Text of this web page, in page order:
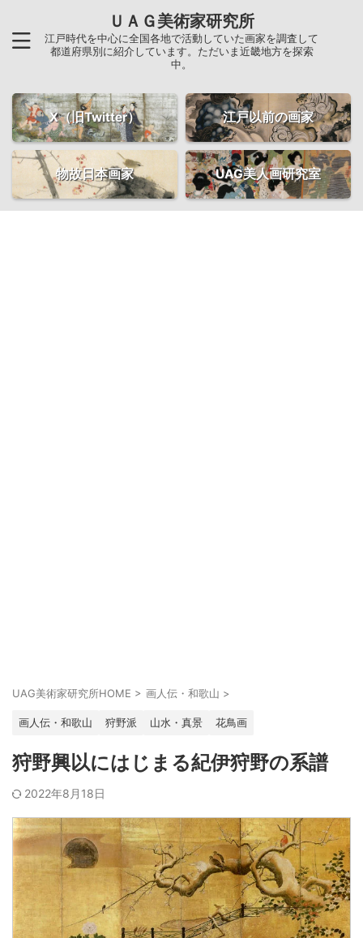
ＵＡＧ美術家研究所
江戸時代を中心に全国各地で活動していた画家を調査して
都道府県別に紹介しています。ただいま近畿地方を探索
中。
X（旧Twitter） 江戸以前の画家
物故日本画家 UAG美人画研究室
UAG美術家研究所HOME > 画人伝・和歌山 >
画人伝・和歌山 狩野派 山水・真景 花鳥画
狩野興以にはじまる紀伊狩野の系譜
2022年8月18日